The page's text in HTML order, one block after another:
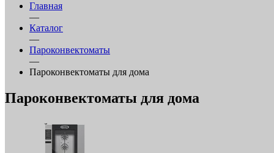
Главная
—
Каталог
—
Пароконвектоматы
—
Пароконвектоматы для дома
Пароконвектоматы для дома